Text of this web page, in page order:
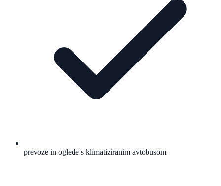
prevoze in oglede s klimatiziranim avtobusom